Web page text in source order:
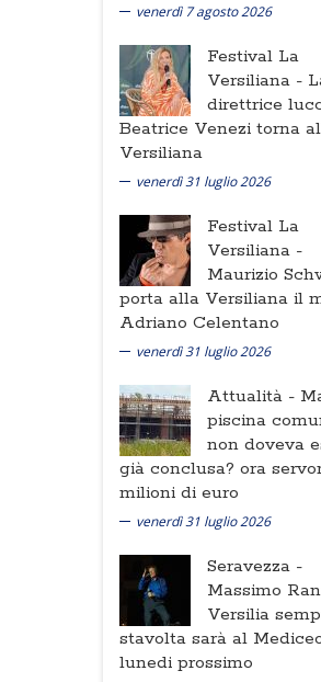
venerdì 7 agosto 2026
Festival La
Versiliana -
direttrice
Beatrice Venezi torna
Versiliana
venerdì 31 luglio 2026
Festival La
Versiliana -
Maurizio
porta alla Versiliana il
Adriano Celentano
venerdì 31 luglio 2026
Attualità -
piscina
non doveva
già conclusa? ora
milioni di euro
venerdì 31 luglio 2026
Seravezza -
Massimo
Versilia
stavolta sarà al
lunedi prossimo